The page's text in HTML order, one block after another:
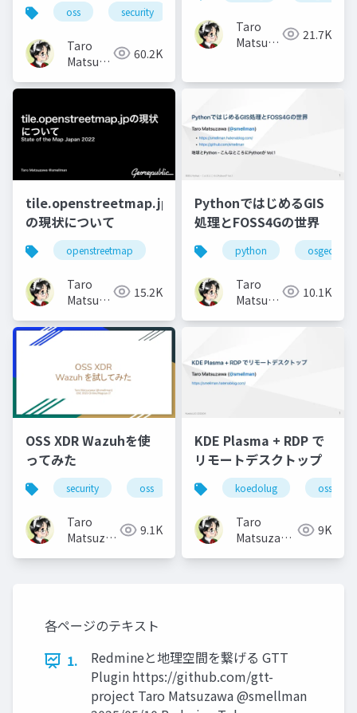
oss security
Taro
Matsuzawa
btm
60.2K
Taro
Matsuzawa 21.7K
tile.openstreetmap.jp
の現状について
openstreetmap
Taro
Matsuzawa
btm
15.2K
PythonではじめるGIS
処理とFOSS4Gの世界
python osgeo
Taro
Matsuzawa
btm
10.1K
OSS XDR Wazuhを使
ってみた
security oss
Taro
Matsuzawa
9.1K
KDE Plasma + RDP で
リモートデスクトップ
koedolug oss
Taro
Matsuzawa
9K
各ページのテキスト
1.
Redmineと地理空間を繋げる GTT
Plugin https://github.com/gtt-
project Taro Matsuzawa @smellman